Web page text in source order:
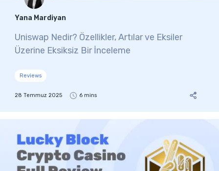
Yana Mardiyan
Uniswap Nedir? Özellikler, Artılar ve Eksiler
Üzerine Eksiksiz Bir İnceleme
Reviews
28 Temmuz 2025 6 mins